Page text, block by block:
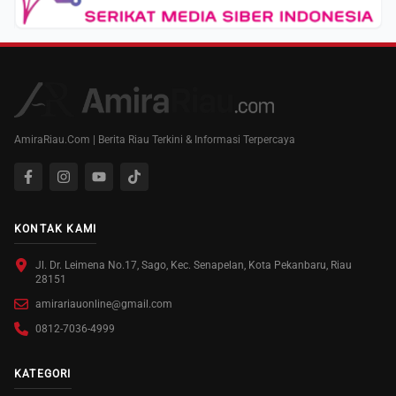
AmiraRiau.Com | Berita Riau Terkini & Informasi Terpercaya
KONTAK KAMI
Jl. Dr. Leimena No.17, Sago, Kec. Senapelan, Kota Pekanbaru, Riau
28151
amirariauonline@gmail.com
0812-7036-4999
KATEGORI